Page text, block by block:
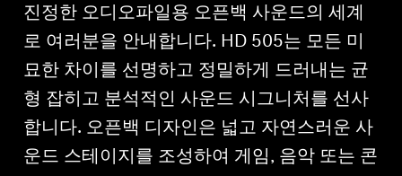
진정한 오디오파일용 오픈백 사운드의 세계
로 여러분을 안내합니다. HD 505는 모든 미
묘한 차이를 선명하고 정밀하게 드러내는 균
형 잡히고 분석적인 사운드 시그니처를 선사
합니다. 오픈백 디자인은 넓고 자연스러운 사
운드 스테이지를 조성하여 게임, 음악 또는 콘